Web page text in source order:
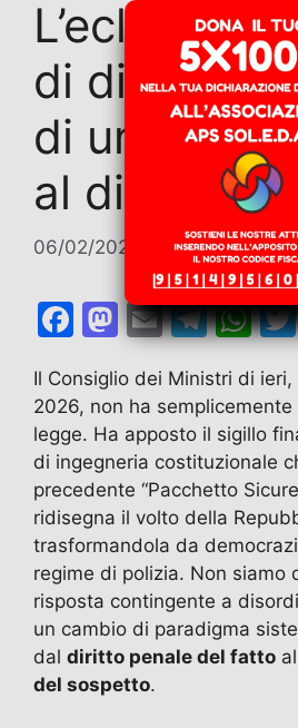
L’eclissi
di diritto.
di un colpo
al dissenso
06/02/2026 Marco Nesci
F
c
e
b
o
o
k
M
a
st
o
d
o
n
E
m
ai
l
T
el
e
gr
a
m
W
h
at
s
A
p
p
Il Consiglio dei Ministri di
2026, non ha
legge. Ha apposto il sigillo
di ingegneria costituzionale
precedente “Pacchetto
ridisegna il volto della
trasformandola da
regime di polizia. Non siamo
risposta contingente a
un cambio di paradigma
dal diritto penale del fatto al
del sospetto.